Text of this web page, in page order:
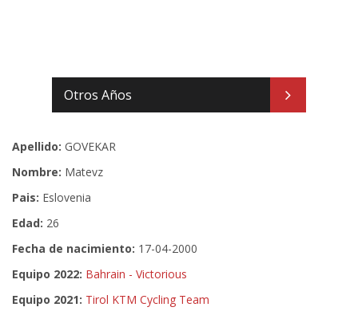
Otros Años
Apellido: GOVEKAR
Nombre: Matevz
Pais: Eslovenia
Edad: 26
Fecha de nacimiento: 17-04-2000
Equipo 2022: Bahrain - Victorious
Equipo 2021: Tirol KTM Cycling Team